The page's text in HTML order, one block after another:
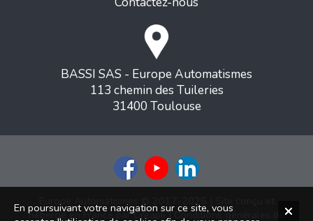
BASSI SAS - Europe Automatismes
113 chemin des Tuileries
31400 Toulouse
Europe Automatismes © 2017-2026 | Site conçu et
hébergé en France parCreapli| Conditions générales de
En poursuivant votre navigation sur ce site, vous